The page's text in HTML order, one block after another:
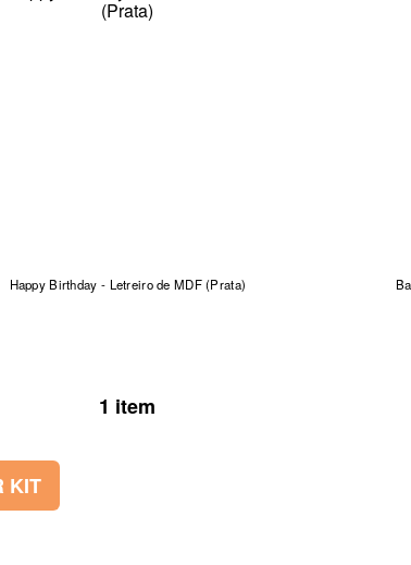
Happy Birthday - Letreiro de MDF (Prata)
1 item
KIT